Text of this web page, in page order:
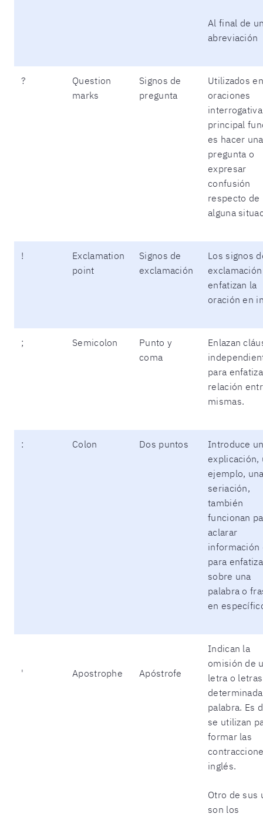
Al final de
abreviación
?
Question
marks
Signos de
pregunta
Utilizados en
oraciones
principal
es hacer una
pregunta o
expresar
confusión
respecto de
alguna
!
Exclamation
point
Signos de
exclamación
Los signos
exclamación
enfatizan la
oración en
; Semicolon
Punto y
coma
Enlazan
para
relación
mismas.
: Colon Dos puntos
Introduce
explicación,
ejemplo,
seriación,
también
funcionan
aclarar
información
para
sobre una
palabra o
en
' Apostrophe Apóstrofe
Indican la
omisión de
letra o
determinada
palabra. Es
se utilizan
formar las
inglés.
Otro de sus
son los